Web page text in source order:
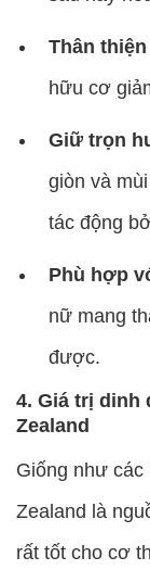
Thân
hữu cơ
Giữ trọn
giòn và
tác động
Phù hợp
nữ mang
được.
4. Giá trị dinh
Zealand
Giống như các
Zealand là
rất tốt cho cơ